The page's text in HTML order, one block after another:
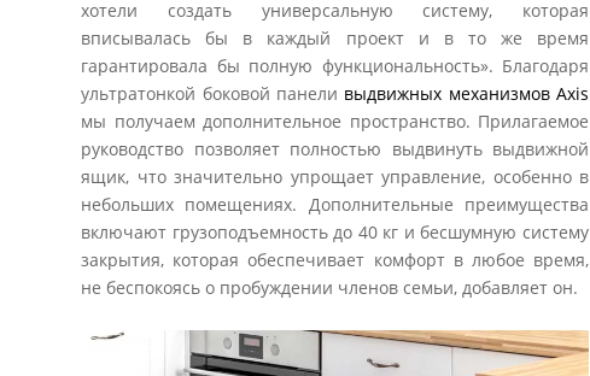
хотели создать универсальную систему, которая
вписывалась бы в каждый проект и в то же время
гарантировала бы полную функциональность». Благодаря
ультратонкой боковой панели выдвижных механизмов Axis
мы получаем дополнительное пространство. Прилагаемое
руководство позволяет полностью выдвинуть выдвижной
ящик, что значительно упрощает управление, особенно в
небольших помещениях. Дополнительные преимущества
включают грузоподъемность до 40 кг и бесшумную систему
закрытия, которая обеспечивает комфорт в любое время,
не беспокоясь о пробуждении членов семьи, добавляет он.